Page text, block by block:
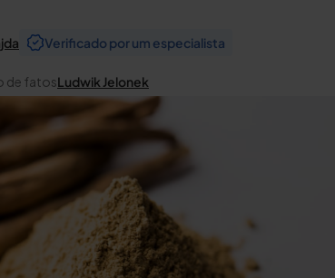
Verificado por um especialista
de fatosLudwik Jelonek